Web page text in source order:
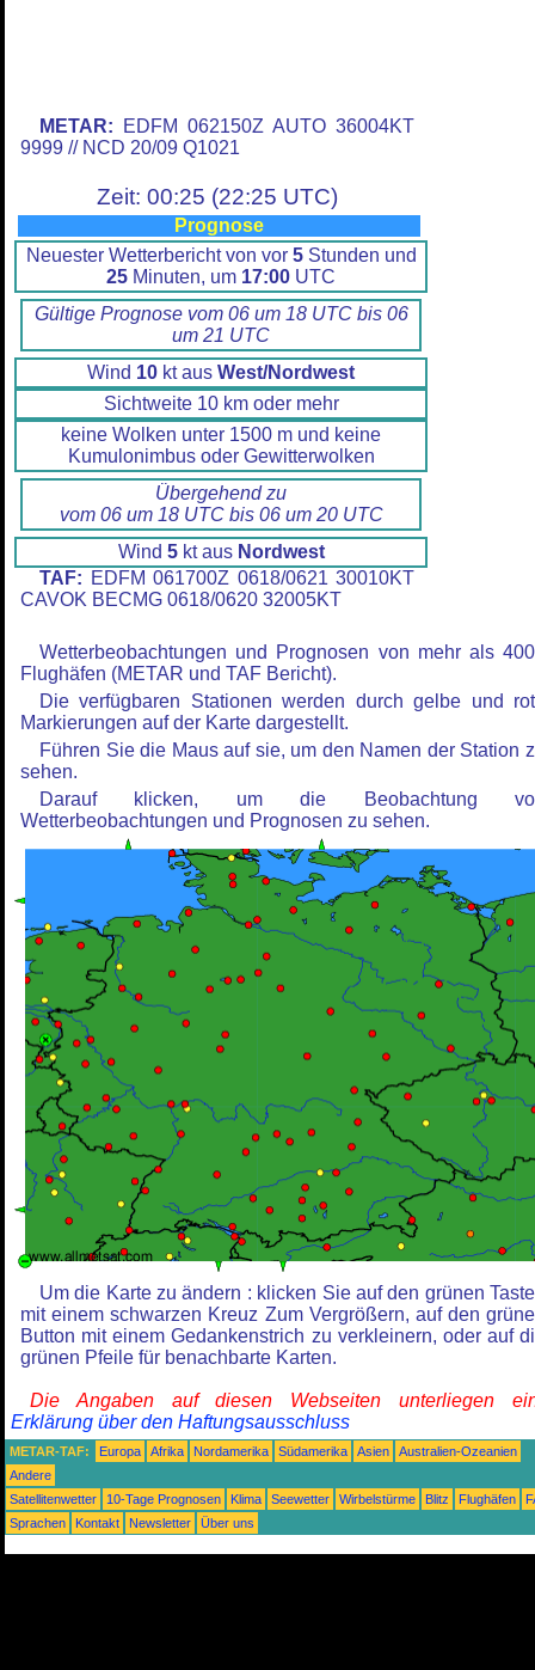
METAR: EDFM 062150Z AUTO 36004KT
9999 // NCD 20/09 Q1021
Zeit: 00:25 (22:25 UTC)
Prognose
Neuester Wetterbericht von vor 5Stunden und
25 Minuten, um 17:00 UTC
Gültige Prognose vom 06 um 18 UTC bis 06
um 21 UTC
Wind 10 kt aus West/Nordwest
Sichtweite 10 km oder mehr
keine Wolken unter 1500 m und keine
Kumulonimbus oder Gewitterwolken
Übergehend zu
vom 06 um 18 UTC bis 06 um 20 UTC
Wind 5kt aus Nordwest
TAF: EDFM 061700Z 0618/0621 30010KT
CAVOK BECMG 0618/0620 32005KT
Wetterbeobachtungen und Prognosen von mehr als
Flughäfen (METAR und TAF Bericht).
Die verfügbaren Stationen werden durch gelbe und
Markierungen auf der Karte dargestellt.
Führen Sie die Maus auf sie, um den Namen der Station
sehen.
Darauf klicken, um die Beobachtung
Wetterbeobachtungen und Prognosen zu sehen.
Um die Karte zu ändern : klicken Sie auf den grünen
mit einem schwarzen Kreuz Zum Vergrößern, auf den
Button mit einem Gedankenstrich zu verkleinern, oder auf
grünen Pfeile für benachbarte Karten.
Die Angaben auf diesen Webseiten unterliegen
Erklärung über den Haftungsausschluss
METAR-TAF: Europa Afrika Nordamerika Südamerika Asien
Australien-Ozeanien
Andere
Satellitenwetter
10-Tage Prognosen Klima Seewetter Wirbelstürme Blitz Flughäfen
Sprachen
Kontakt Newsletter Über uns